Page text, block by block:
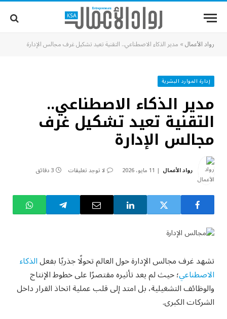
رواد الأعمال» مدير الذكاء الاصطناعي.. التقنية تعيد تشكيل غرف مجالس الإدارة
إدارة الموارد البشرية
مدير الذكاء الاصطناعي..
التقنية تعيد تشكيل غرف
مجالس الإدارة
رواد الأعمال 11 مايو، 2026 لا توجد تعليقات 3 دقائق
تشهد غرف مجالس الإدارة حول العالم تحولًا جذريًا بفعلالذكاء
الاصطناعي؛ حيث لم يعد تأثيره مقتصرًا على خطوط الإنتاج
والوظائف التشغيلية، بل امتد إلى قلب عملية اتخاذ القرار داخل
الشركات الكبرى.